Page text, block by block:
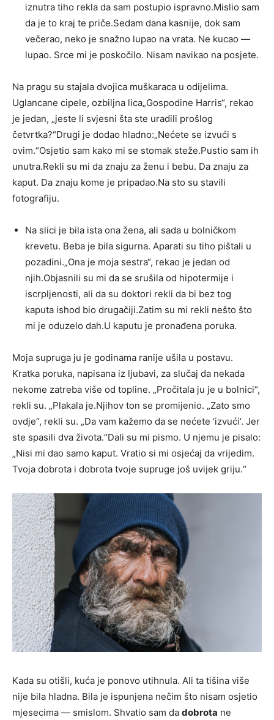
iznutra tiho rekla da sam postupio ispravno.Mislio sam
da je to kraj te priče.Sedam dana kasnije, dok sam
večerao, neko je snažno lupao na vrata. Ne kucao —
lupao. Srce mi je poskočilo. Nisam navikao na posjete.
Na pragu su stajala dvojica muškaraca u odijelima.
Uglancane cipele, ozbiljna lica„Gospodine Harris“, rekao
je jedan, „jeste li svjesni šta ste uradili prošlog
četvrtka?“Drugi je dodao hladno:„Nećete se izvući s
ovim.“Osjetio sam kako mi se stomak steže.Pustio sam ih
unutra.Rekli su mi da znaju za ženu i bebu. Da znaju za
kaput. Da znaju kome je pripadao.Na sto su stavili
fotografiju.
Na slici je bila ista ona žena, ali sada u bolničkom
krevetu. Beba je bila sigurna. Aparati su tiho pištali u
pozadini.„Ona je moja sestra“, rekao je jedan od
njih.Objasnili su mi da se srušila od hipotermije i
iscrpljenosti, ali da su doktori rekli da bi bez tog
kaputa ishod bio drugačiji.Zatim su mi rekli nešto što
mi je oduzelo dah.U kaputu je pronađena poruka.
Moja supruga ju je godinama ranije ušila u postavu.
Kratka poruka, napisana iz ljubavi, za slučaj da nekada
nekome zatreba više od topline. „Pročitala ju je u bolnici“,
rekli su. „Plakala je.Njihov ton se promijenio. „Zato smo
ovdje“, rekli su. „Da vam kažemo da se nećete ‘izvući’. Jer
ste spasili dva života.“Dali su mi pismo. U njemu je pisalo:
„Nisi mi dao samo kaput. Vratio si mi osjećaj da vrijedim.
Tvoja dobrota i dobrota tvoje supruge još uvijek griju.“
Kada su otišli, kuća je ponovo utihnula. Ali ta tišina više
nije bila hladna. Bila je ispunjena nečim što nisam osjetio
mjesecima — smislom. Shvatio sam da dobrota ne